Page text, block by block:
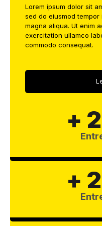
Lorem ipsum dolor sit
sed do eiusmod
magna aliqua. Ut enim
exercitation ullamco
commodo consequat.
+
+